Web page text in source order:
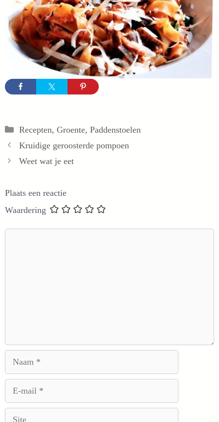
Categorieën
Recepten, Groente, Paddenstoelen
Kruidige geroosterde pompoen
Weet wat je eet
Plaats een reactie
Waardering